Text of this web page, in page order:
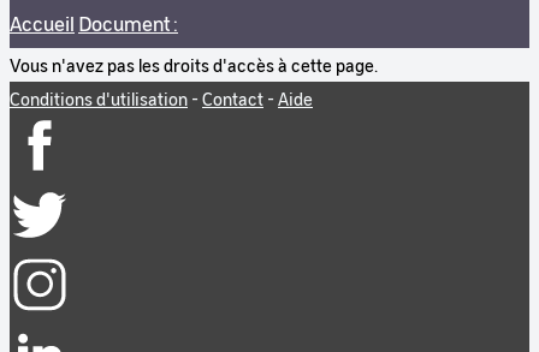
Accueil Document :
Vous n'avez pas les droits d'accès à cette page.
Conditions d'utilisation - Contact - Aide